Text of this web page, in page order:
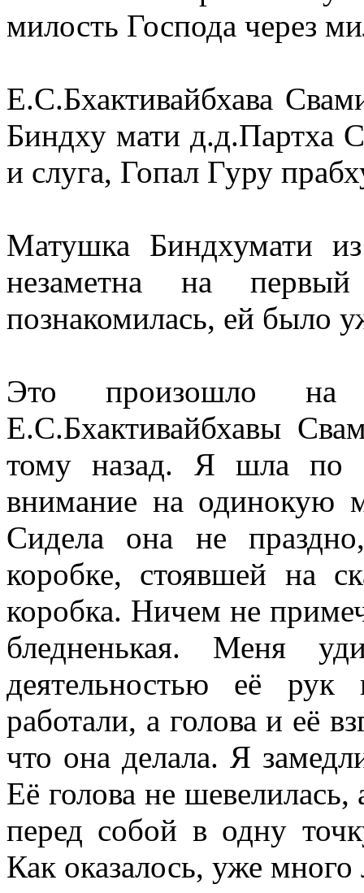
милость Господа через
Е.С.Бхактивайбхава
Биндху мати д.д.Партха
и слуга, Гопал Гуру
Матушка Биндхумати
незаметна на
познакомилась, ей было
Это произошло
Е.С.Бхактивайбхавы
тому назад. Я шла по
внимание на одинокую
Сидела она не
коробке, стоявшей на
коробка. Ничем не
бледненькая. Меня
деятельностью её
работали, а голова и её
что она делала. Я
Её голова не
перед собой в одну
Как оказалось, уже много